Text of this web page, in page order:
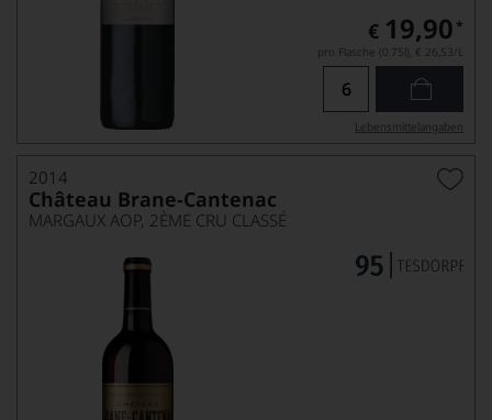
€ 19,90 *
pro Flasche (0.75l), € 26,53/L
Lebensmittel­angaben
2014
Château Brane-Cantenac
MARGAUX AOP, 2ÈME CRU CLASSÉ